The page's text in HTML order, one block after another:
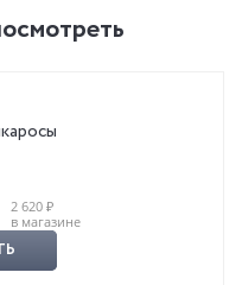
2 620 ₽
в магазине